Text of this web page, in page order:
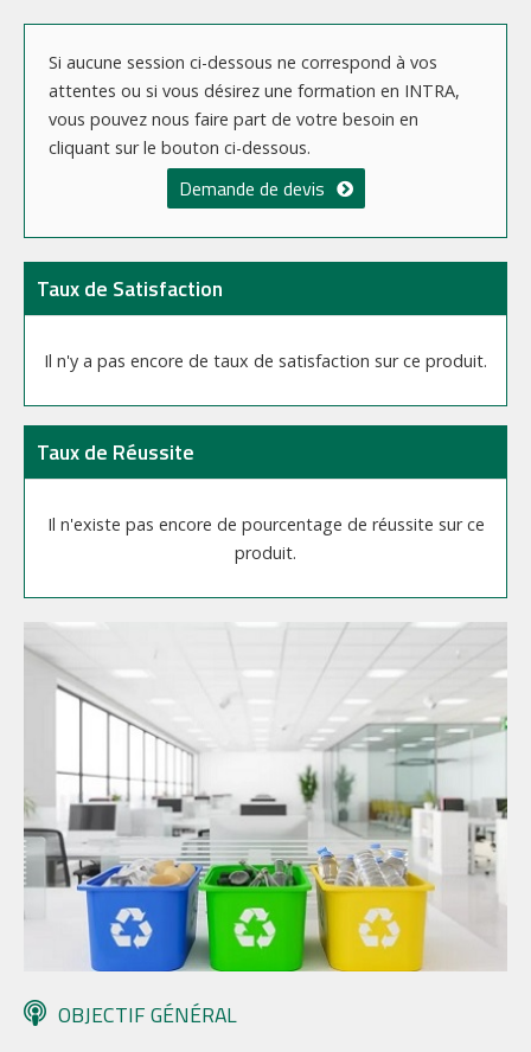
Si aucune session ci-dessous ne correspond à vos
attentes ou si vous désirez une formation en INTRA,
vous pouvez nous faire part de votre besoin en
cliquant sur le bouton ci-dessous.
Demande de devis
Taux de Satisfaction
Il n'y a pas encore de taux de satisfaction sur ce produit.
Taux de Réussite
Il n'existe pas encore de pourcentage de réussite sur ce
produit.
OBJECTIF GÉNÉRAL